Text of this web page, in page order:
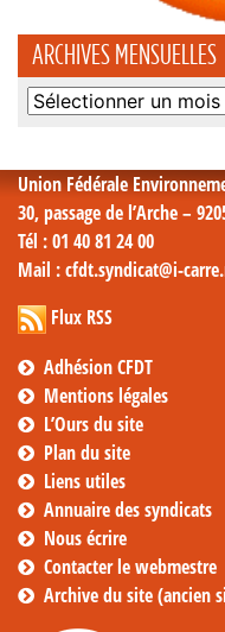
ARCHIVES MENSUELLES
Archives
Union Fédérale
30, passage de l’Arche –
Tél : 01 40 81 24 00
Mail : cfdt.syndicat@i-
Flux RSS
Adhésion CFDT
Mentions légales
L’Ours du site
Plan du site
Liens utiles
Annuaire des syndicats
Nous écrire
Contacter le webmestre
Archive du site (ancien